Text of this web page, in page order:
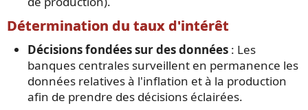
Détermination du taux d'intérêt
Décisions fondées sur des données : Les
banques centrales surveillent en permanence les
données relatives à l'inflation et à la production
afin de prendre des décisions éclairées.